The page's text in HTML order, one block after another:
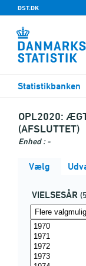
DST.DK
Statistikbanken
OPL2020:
(AFSLUTTET)
Enhed : -
Vælg
VIELSESÅR